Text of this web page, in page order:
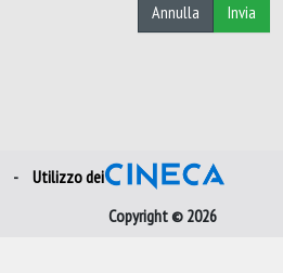
Annulla Invia
-
Utilizzo dei
Copyright © 2026